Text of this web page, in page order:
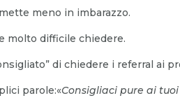
meno in imbarazzo.
molto difficile chiedere.
di chiedere i referral ai
parole:«Consigliaci pure ai